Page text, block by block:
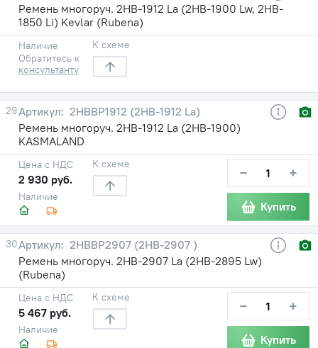
Ремень многоруч. 2НВ-1912 La (2НВ-1900 Lw, 2HB-
1850 Li) Kevlar (Rubena)
Наличие
Обратитесь к
консультанту
К схеме
29
2HBBP1912 (2НВ-1912 La)
Ремень многоруч. 2НВ-1912 La (2НВ-1900)
KASMALAND
Наличие
Цена с НДС
2 930 руб.
К схеме − +
Купить
30
2HBBP2907 (2НВ-2907 )
Ремень многоруч. 2НВ-2907 La (2НВ-2895 Lw)
(Rubena)
Наличие
Цена с НДС
5 467 руб.
К схеме − +
Купить